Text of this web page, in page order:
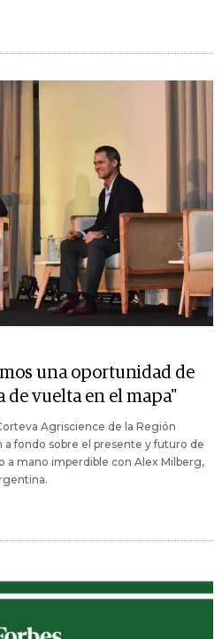
una oportunidad de
de vuelta en el mapa"
Agriscience de la Región
a fondo sobre el presente y futuro de
a mano imperdible con Alex Milberg,